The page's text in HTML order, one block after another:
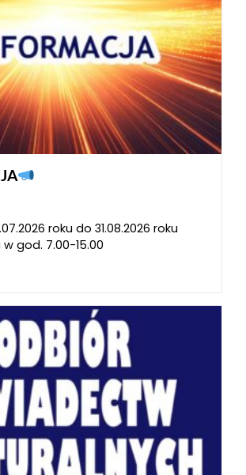
roku do 31.08.2026 roku
w god. 7.00-15.00